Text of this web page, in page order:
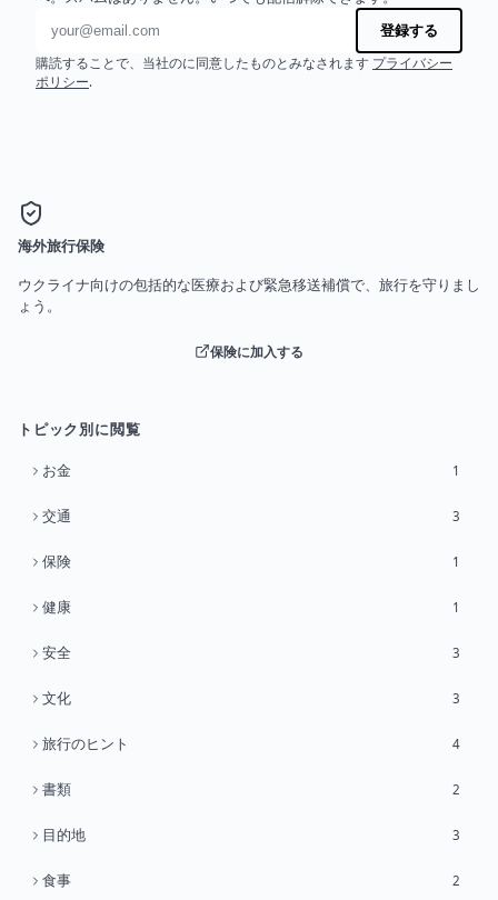
メールアドレス
登録する
購読することで、当社のに同意したものとみなされます プライバシー
ポリシー.
海外旅行保険
ウクライナ向けの包括的な医療および緊急移送補償で、旅行を守りまし
ょう。
保険に加入する
トピック別に閲覧
お金 1
交通 3
保険 1
健康 1
安全 3
文化 3
旅行のヒント 4
書類 2
目的地 3
食事 2